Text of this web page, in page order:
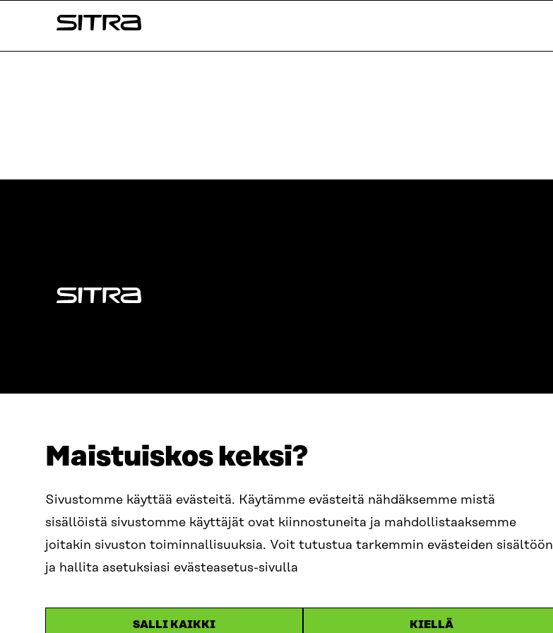
Maistuiskos keksi?
Sivustomme käyttää evästeitä. Käytämme evästeitä nähdäksemme mistä
sisällöistä sivustomme käyttäjät ovat kiinnostuneita ja mahdollistaaksemme
joitakin sivuston toiminnallisuuksia. Voit tutustua tarkemmin evästeiden sisältöön
ja hallita asetuksiasi evästeasetus-sivulla
SALLI KAIKKI KIELLÄ
↓
Sitra
Sitra
ADDRESS
160,
00181 Helsinki
How to get to Sitra?
BUSINESS ID
TELEPHONE
EMAIL
firstname.lastname@sitra.fi